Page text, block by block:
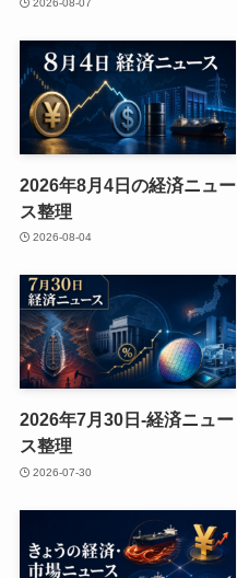
2026年8月4日の経済ニュー
ス整理
2026-08-04
2026年7月30日-経済ニュー
ス整理
2026-07-30